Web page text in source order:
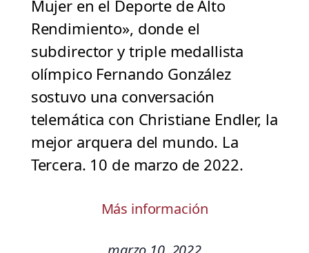
Mujer en el Deporte de Alto
Rendimiento», donde el
subdirector y triple medallista
olímpico Fernando González
sostuvo una conversación
telemática con Christiane Endler, la
mejor arquera del mundo. La
Tercera. 10 de marzo de 2022.
Más información